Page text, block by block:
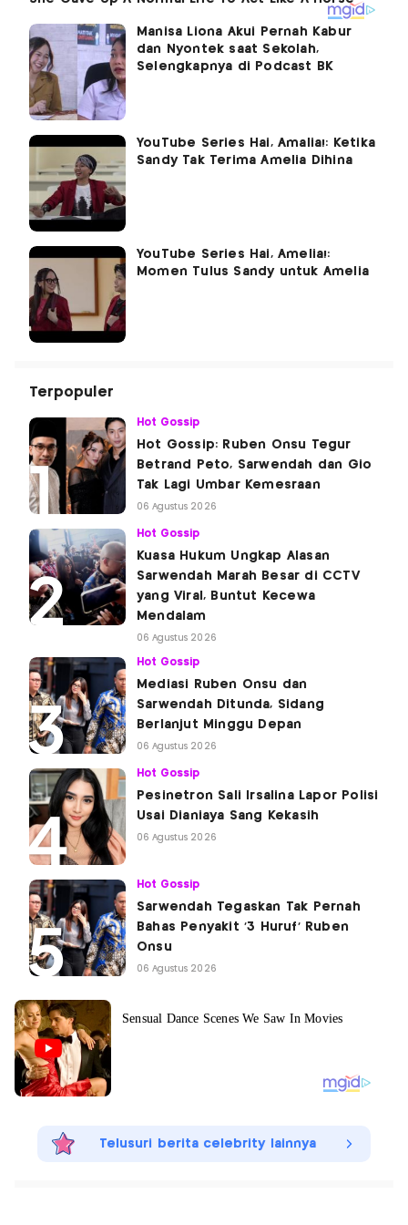
Manisa Liona Akui Pernah Kabur
dan Nyontek saat Sekolah,
Selengkapnya di Podcast BK
YouTube Series Hai, Amalia!: Ketika
Sandy Tak Terima Amelia Dihina
YouTube Series Hai, Amelia!:
Momen Tulus Sandy untuk Amelia
Terpopuler
Hot Gossip
Hot Gossip: Ruben Onsu Tegur
Betrand Peto, Sarwendah dan Gio
Tak Lagi Umbar Kemesraan
06 Agustus 2026
Hot Gossip
Kuasa Hukum Ungkap Alasan
Sarwendah Marah Besar di CCTV
yang Viral, Buntut Kecewa
Mendalam
06 Agustus 2026
Hot Gossip
Mediasi Ruben Onsu dan
Sarwendah Ditunda, Sidang
Berlanjut Minggu Depan
06 Agustus 2026
Hot Gossip
Pesinetron Sali Irsalina Lapor Polisi
Usai Dianiaya Sang Kekasih
06 Agustus 2026
Hot Gossip
Sarwendah Tegaskan Tak Pernah
Bahas Penyakit '3 Huruf' Ruben
Onsu
06 Agustus 2026
Telusuri berita celebrity lainnya